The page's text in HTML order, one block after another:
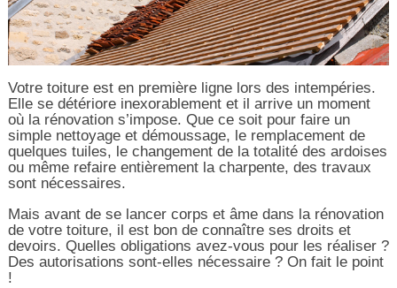
Votre toiture est en première ligne lors des intempéries.
Elle se détériore inexorablement et il arrive un moment
où la rénovation s’impose. Que ce soit pour faire un
simple nettoyage et démoussage, le remplacement de
quelques tuiles, le changement de la totalité des ardoises
ou même refaire entièrement la charpente, des travaux
sont nécessaires.
Mais avant de se lancer corps et âme dans la rénovation
de votre toiture, il est bon de connaître ses droits et
devoirs. Quelles obligations avez-vous pour les réaliser ?
Des autorisations sont-elles nécessaire ? On fait le point
!